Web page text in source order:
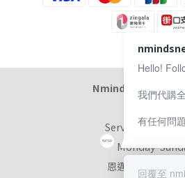
Nmind Sneaker 恩
Service at 11:00-
Monday-
恩邁國際股份有限
Hello!
我們代購
有任何問
回覆至